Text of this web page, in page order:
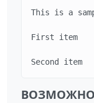
This is a
First item
Second item